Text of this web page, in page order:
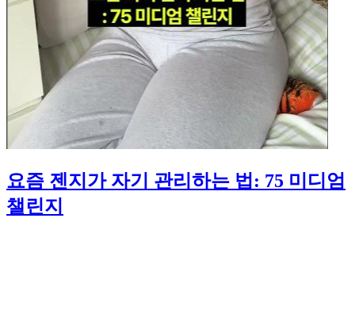
요즘 젠지가 자기 관리하는 법: 75 미디엄
챌린지